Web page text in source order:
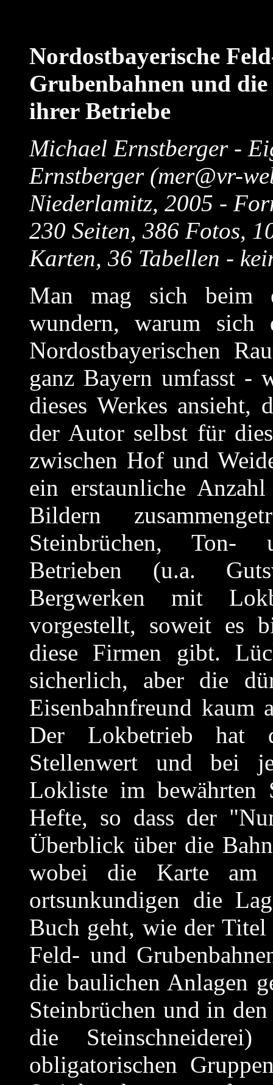
Nordostbayerische
Grubenbahnen und die
ihrer Betriebe
Michael Ernstberger -
Ernstberger (mer@vr-
Niederlamitz, 2005 -
230 Seiten, 386 Fotos,
Karten, 36 Tabellen -
Man mag sich beim
wundern, warum sich
Nordostbayerischen
ganz Bayern umfasst -
dieses Werkes ansieht,
der Autor selbst für
zwischen Hof und
ein erstaunliche
Bildern
Steinbrüchen, Ton-
Betrieben (u.a.
Bergwerken mit
vorgestellt, soweit es
diese Firmen gibt.
sicherlich, aber die
Eisenbahnfreund kaum
Der Lokbetrieb hat
Stellenwert und bei
Lokliste im bewährten
Hefte, so dass der
Überblick über die
wobei die Karte am
ortsunkundigen die
Buch geht, wie der Titel
Feld- und
die baulichen Anlagen
Steinbrüchen und in
die
obligatorischen